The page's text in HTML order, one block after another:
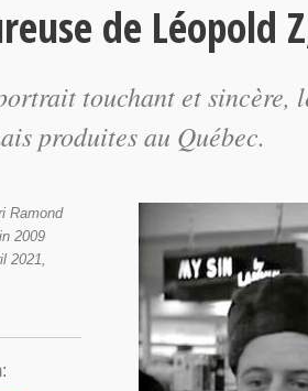
de Léopold
touchant et sincère,
produites au Québec.
Ramond
2009
2021,